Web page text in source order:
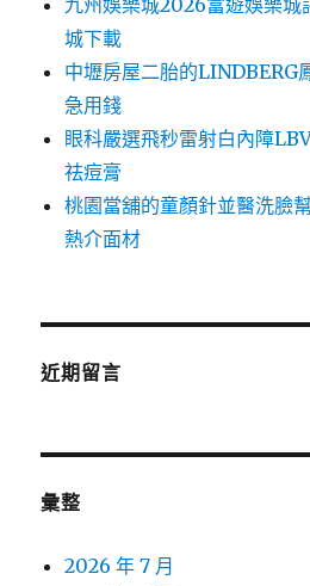
九州娛樂城2026富遊娛樂城
城下載
中壢房屋二胎的LINDBERG
急用錢
眼科嚴選飛秒雷射白內障
祛痘膏
桃園當舖的童顏針並醫洗臉
熱介面材
近期留言
彙整
2026 年 7 月